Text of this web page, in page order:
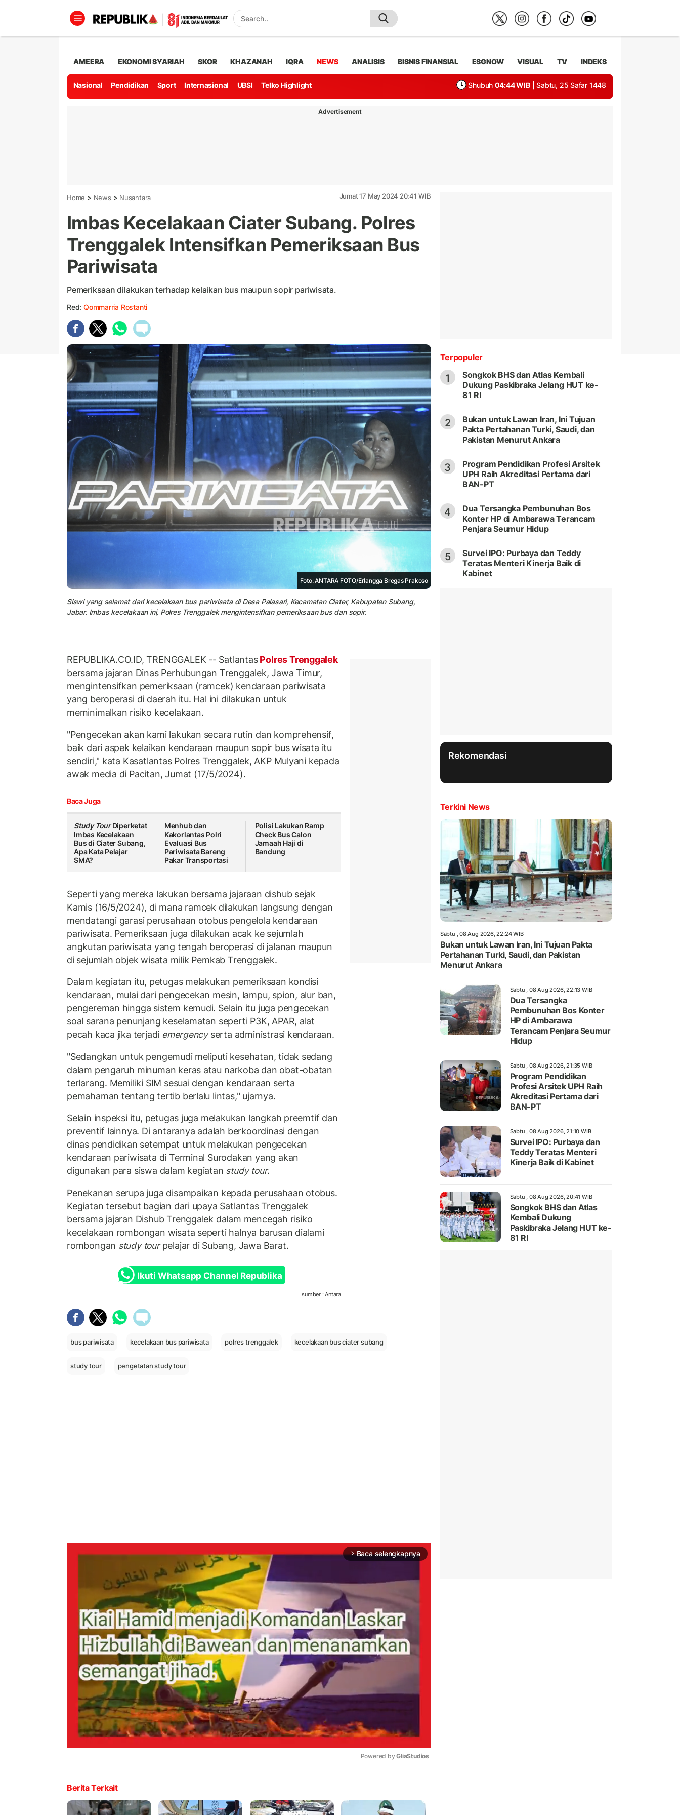
AMEERA EKONOMI SYARIAH SKOR KHAZANAH IQRA NEWS ANALISIS BISNIS FINANSIAL ESGNOW VISUAL TV INDEKS
Nasional Pendidikan Sport Internasional UBSI Telko Highlight Shubuh 04:44 WIB | Sabtu, 25 Safar 1448
Advertisement
Home > News > Nusantara Jumat 17 May 2024 20:41 WIB
Imbas Kecelakaan Ciater Subang. Polres
Trenggalek Intensifkan Pemeriksaan Bus
Pariwisata
Pemeriksaan dilakukan terhadap kelaikan bus maupun sopir pariwisata.
Red: Qommarria Rostanti
Foto: ANTARA FOTO/Erlangga Bregas Prakoso
Siswi yang selamat dari kecelakaan bus pariwisata di Desa Palasari, Kecamatan Ciater, Kabupaten Subang,
Jabar. Imbas kecelakaan ini, Polres Trenggalek mengintensifkan pemeriksaan bus dan sopir.
REPUBLIKA.CO.ID, TRENGGALEK -- SatlantasPolres Trenggalek
bersama jajaran Dinas Perhubungan Trenggalek, Jawa Timur,
mengintensifkan pemeriksaan (ramcek) kendaraan pariwisata
yang beroperasi di daerah itu. Hal ini dilakukan untuk
meminimalkan risiko kecelakaan.
"Pengecekan akan kami lakukan secara rutin dan komprehensif,
baik dari aspek kelaikan kendaraan maupun sopir bus wisata itu
sendiri," kata Kasatlantas Polres Trenggalek, AKP Mulyani kepada
awak media di Pacitan, Jumat (17/5/2024).
Baca Juga
Study TourDiperketat
Imbas Kecelakaan
Bus di Ciater Subang,
Apa Kata Pelajar
SMA?
Menhub dan
Kakorlantas Polri
Evaluasi Bus
Pariwisata Bareng
Pakar Transportasi
Polisi Lakukan Ramp
Check Bus Calon
Jamaah Haji di
Bandung
Seperti yang mereka lakukan bersama jajaraan dishub sejak
Kamis (16/5/2024), di mana ramcek dilakukan langsung dengan
mendatangi garasi perusahaan otobus pengelola kendaraan
pariwisata. Pemeriksaan juga dilakukan acak ke sejumlah
angkutan pariwisata yang tengah beroperasi di jalanan maupun
di sejumlah objek wisata milik Pemkab Trenggalek.
Dalam kegiatan itu, petugas melakukan pemeriksaan kondisi
kendaraan, mulai dari pengecekan mesin, lampu, spion, alur ban,
pengereman hingga sistem kemudi. Selain itu juga pengecekan
soal sarana penunjang keselamatan seperti P3K, APAR, alat
pecah kaca jika terjadi emergencyserta administrasi kendaraan.
"Sedangkan untuk pengemudi meliputi kesehatan, tidak sedang
dalam pengaruh minuman keras atau narkoba dan obat-obatan
terlarang. Memiliki SIM sesuai dengan kendaraan serta
pemahaman tentang tertib berlalu lintas," ujarnya.
Selain inspeksi itu, petugas juga melakukan langkah preemtif dan
preventif lainnya. Di antaranya adalah berkoordinasi dengan
dinas pendidikan setempat untuk melakukan pengecekan
kendaraan pariwisata di Terminal Surodakan yang akan
digunakan para siswa dalam kegiatan study tour.
Penekanan serupa juga disampaikan kepada perusahaan otobus.
Kegiatan tersebut bagian dari upaya Satlantas Trenggalek
bersama jajaran Dishub Trenggalek dalam mencegah risiko
kecelakaan rombongan wisata seperti halnya barusan dialami
rombongan study tourpelajar di Subang, Jawa Barat.
Ikuti Whatsapp Channel Republika
sumber : Antara
bus pariwisata kecelakaan bus pariwisata polres trenggalek kecelakaan bus ciater subang
study tour pengetatan study tour
arrow_forward_ios Baca selengkapnya
Powered by GliaStudios
Berita Terkait
Terpopuler
1
Songkok BHS dan Atlas Kembali
Dukung Paskibraka Jelang HUT ke-
81 RI
2
Bukan untuk Lawan Iran, Ini Tujuan
Pakta Pertahanan Turki, Saudi, dan
Pakistan Menurut Ankara
3
Program Pendidikan Profesi Arsitek
UPH Raih Akreditasi Pertama dari
BAN-PT
4
Dua Tersangka Pembunuhan Bos
Konter HP di Ambarawa Terancam
Penjara Seumur Hidup
5
Survei IPO: Purbaya dan Teddy
Teratas Menteri Kinerja Baik di
Kabinet
Rekomendasi
Terkini News
Sabtu , 08 Aug 2026, 22:24 WIB
Bukan untuk Lawan Iran, Ini Tujuan Pakta
Pertahanan Turki, Saudi, dan Pakistan
Menurut Ankara
Sabtu , 08 Aug 2026, 22:13 WIB
Dua Tersangka
Pembunuhan Bos Konter
HP di Ambarawa
Terancam Penjara Seumur
Hidup
Sabtu , 08 Aug 2026, 21:35 WIB
Program Pendidikan
Profesi Arsitek UPH Raih
Akreditasi Pertama dari
BAN-PT
Sabtu , 08 Aug 2026, 21:10 WIB
Survei IPO: Purbaya dan
Teddy Teratas Menteri
Kinerja Baik di Kabinet
Sabtu , 08 Aug 2026, 20:41 WIB
Songkok BHS dan Atlas
Kembali Dukung
Paskibraka Jelang HUT ke-
81 RI